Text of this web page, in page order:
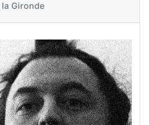
la Gironde